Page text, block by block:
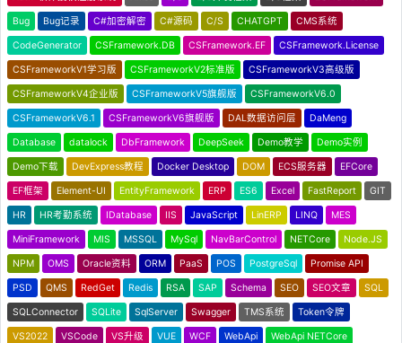
Bug Bug记录 C#加密解密 C#源码 C/S CHATGPT CMS系统
CodeGenerator CSFramework.DB CSFramework.EF CSFramework.License
CSFrameworkV1学习版 CSFrameworkV2标准版 CSFrameworkV3高级版
CSFrameworkV4企业版 CSFrameworkV5旗舰版 CSFrameworkV6.0
CSFrameworkV6.1 CSFrameworkV6旗舰版 DAL数据访问层 DaMeng
Database datalock DbFramework DeepSeek Demo教学 Demo实例
Demo下载 DevExpress教程 Docker Desktop DOM ECS服务器 EFCore
EF框架 Element-UI EntityFramework ERP ES6 Excel FastReport GIT
HR HR考勤系统 IDatabase IIS JavaScript LinERP LINQ MES
MiniFramework MIS MSSQL MySql NavBarControl NETCore Node.JS
NPM OMS Oracle资料 ORM PaaS POS PostgreSql Promise API
PSD QMS RedGet Redis RSA SAP Schema SEO SEO文章 SQL
SQLConnector SQLite SqlServer Swagger TMS系统 Token令牌
VS2022 VSCode VS升级 VUE WCF WebApi WebApi NETCore